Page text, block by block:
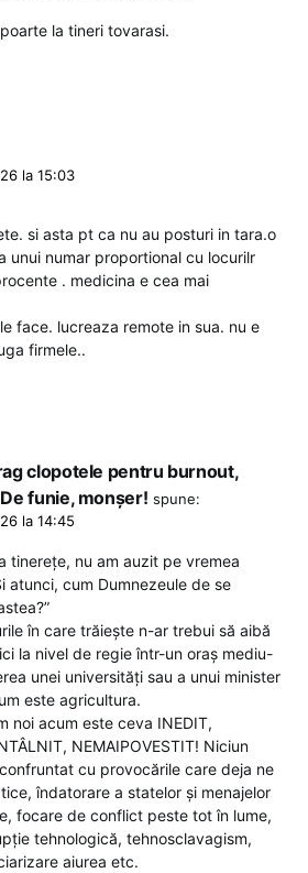
la tineri tovarasi.
la 15:03
si asta pt ca nu au posturi in tara.o
unui numar proportional cu locurilr
. medicina e cea mai
face. lucreaza remote in sua. nu e
firmele..
clopotele pentru burnout,
funie, monșer! spune:
la 14:45
tinerețe, nu am auzit pe vremea
atunci, cum Dumnezeule de se
în care trăiește n-ar trebui să aibă
la nivel de regie într-un oraș mediu-
unei universități sau a unui minister
este agricultura.
noi acum este ceva INEDIT,
NEMAIPOVESTIT! Niciun
cu provocările care deja ne
îndatorare a statelor și menajelor
focare de conflict peste tot în lume,
tehnologică, tehnosclavagism,
aiurea etc.